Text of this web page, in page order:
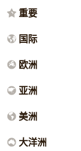
重要
国际
欧洲
亚洲
美洲
大洋洲